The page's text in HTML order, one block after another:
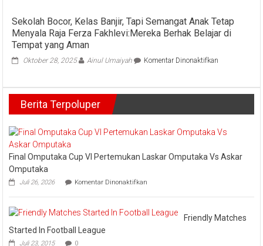
Peningkatan
Gizi
Anak
Sekolah Bocor, Kelas Banjir, Tapi Semangat Anak Tetap
Menyala Raja Ferza Fakhlevi:Mereka Berhak Belajar di
Tempat yang Aman
Oktober 28, 2025 Ainul Umaiyah Komentar Dinonaktifkan
Tapi
Anak
Menyala
Berhak
di
Berita Terpoluper
Final Omputaka Cup VI Pertemukan Laskar Omputaka Vs Askar
Omputaka
Juli 26, 2026 Komentar Dinonaktifkan
Omputaka
Cup
VI
Friendly Matches
Started In Football League
Juli 23, 2015 0